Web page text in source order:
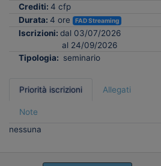
Crediti: 4 cfp
Durata: 4 ore FAD Streaming
Iscrizioni: dal 03/07/2026
al 24/09/2026
Tipologia: seminario
Priorità iscrizioni Allegati
Note
nessuna